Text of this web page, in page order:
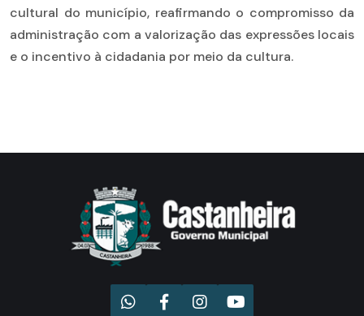
cultural do município, reafirmando o compromisso da
administração com a valorização das expressões locais
e o incentivo à cidadania por meio da cultura.